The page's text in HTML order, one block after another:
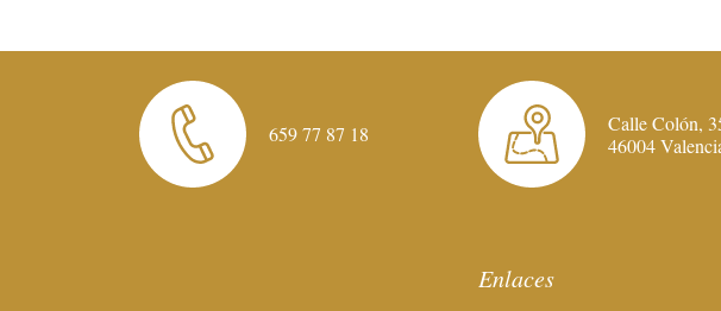
659 77 87 18
Calle Colón,
46004
Enlaces